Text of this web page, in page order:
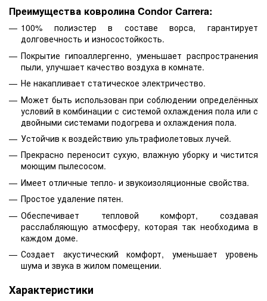
Преимущества ковролина Condor Carrera:
100% полиэстер в составе ворса, гарантирует
долговечность и износостойкость.
Покрытие гипоаллергенно, уменьшает распространения
пыли, улучшает качество воздуха в комнате.
Не накапливает статическое электричество.
Может быть использован при соблюдении определённых
условий в комбинации с системой охлаждения пола или с
двойными системами подогрева и охлаждения пола.
Устойчив к воздействию ультрафиолетовых лучей.
Прекрасно переносит сухую, влажную уборку и чистится
моющим пылесосом.
Имеет отличные тепло- и звукоизоляционные свойства.
Простое удаление пятен.
Обеспечивает тепловой комфорт, создавая
расслабляющую атмосферу, которая так необходима в
каждом доме.
Создает акустический комфорт, уменьшает уровень
шума и звука в жилом помещении.
Характеристики